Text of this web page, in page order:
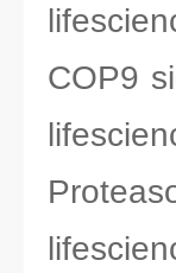
COP9